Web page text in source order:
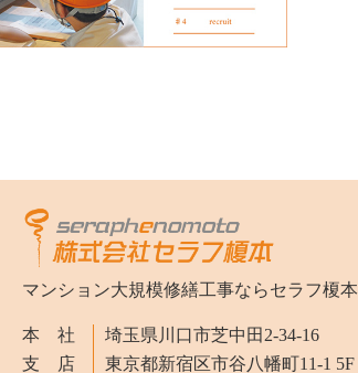
マンション大規模修繕工事ならセラフ榎本
本 社
埼玉県川口市芝中田2-34-16
支 店
東京都新宿区市谷八幡町11-1 5F